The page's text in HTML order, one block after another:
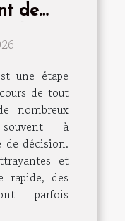
de
une étape
de tout
nombreux
à
décision.
et
rapide, des
parfois